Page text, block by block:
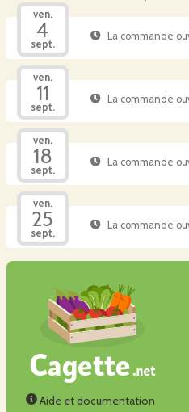
ven.
4
sept.
La commande
ven.
11
sept.
La commande
ven.
18
sept.
La commande
ven.
25
sept.
La commande
Aide et documentation